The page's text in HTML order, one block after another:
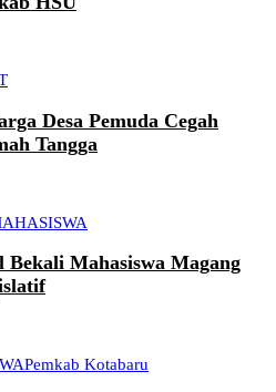
Desa Pemuda Cegah
Tangga
Bekali Mahasiswa Magang
Pemkab Kotabaru